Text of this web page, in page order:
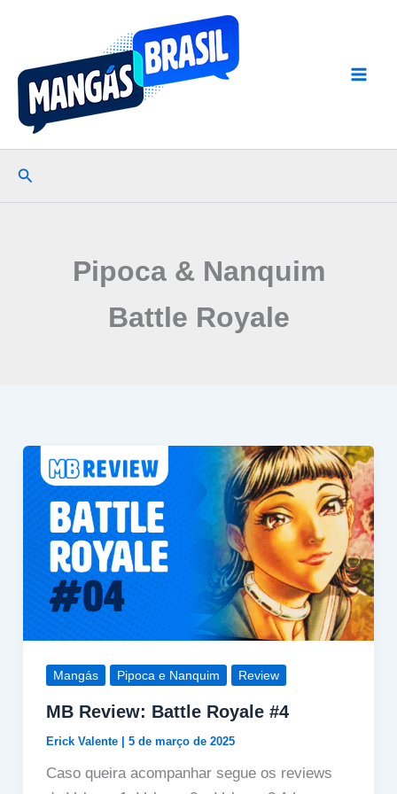
conteúdo
Pesquisar
Pipoca & Nanquim
Battle Royale
Mangás Pipoca e Nanquim Review
MB Review: Battle Royale #4
Erick Valente 5 de março de 2025
Caso queira acompanhar segue os reviews